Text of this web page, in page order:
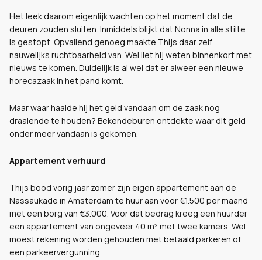
Het leek daarom eigenlijk wachten op het moment dat de
deuren zouden sluiten. Inmiddels blijkt dat Nonna in alle stilte
is gestopt. Opvallend genoeg maakte Thijs daar zelf
nauwelijks ruchtbaarheid van. Wel liet hij weten binnenkort met
nieuws te komen. Duidelijk is al wel dat er alweer een nieuwe
horecazaak in het pand komt.
Maar waar haalde hij het geld vandaan om de zaak nog
draaiende te houden? Bekendeburen ontdekte waar dit geld
onder meer vandaan is gekomen.
Appartement verhuurd
Thijs bood vorig jaar zomer zijn eigen appartement aan de
Nassaukade in Amsterdam te huur aan voor €1.500 per maand
met een borg van €3.000. Voor dat bedrag kreeg een huurder
een appartement van ongeveer 40 m² met twee kamers. Wel
moest rekening worden gehouden met betaald parkeren of
een parkeervergunning.